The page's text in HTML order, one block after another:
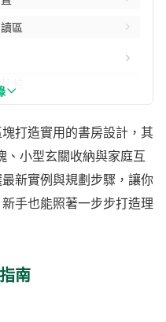
區
較
面實例
穿鞋椅）
憩區設置
打造實用的書房設計，其
、小型玄關收納與家庭互
新實例與規劃步驟，讓你
手也能照著一步步打造理
南